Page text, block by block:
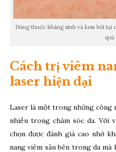
Dùng thuốc kháng sinh và kem bôi tại
quả
Cách trị viêm
laser hiện đại
Laser là một trong những công
nhiều trong chăm sóc da. Với
chọn được đánh giá cao nhờ
nang viêm sâu bên trong da